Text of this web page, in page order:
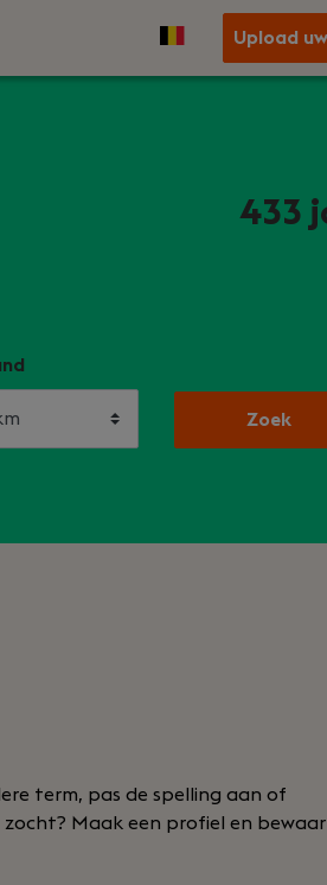
Upload
433
Zoek
term, pas de spelling aan of
Maak een profiel en bewaar